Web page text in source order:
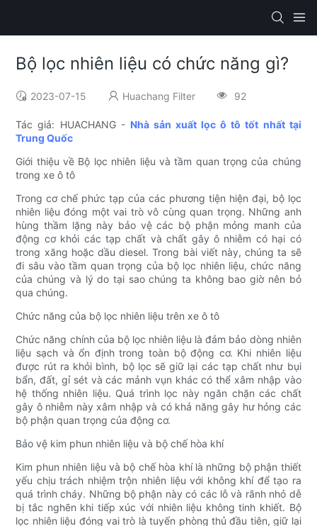
Bộ lọc nhiên liệu có chức năng gì?
2023-07-15 Huachang Filter 92
Tác giả: HUACHANG - Nhà sản xuất lọc ô tô tốt nhất tại
Trung Quốc
Giới thiệu về Bộ lọc nhiên liệu và tầm quan trọng của chúng
trong xe ô tô
Trong cơ chế phức tạp của các phương tiện hiện đại, bộ lọc
nhiên liệu đóng một vai trò vô cùng quan trọng. Những anh
hùng thầm lặng này bảo vệ các bộ phận mỏng manh của
động cơ khỏi các tạp chất và chất gây ô nhiễm có hại có
trong xăng hoặc dầu diesel. Trong bài viết này, chúng ta sẽ
đi sâu vào tầm quan trọng của bộ lọc nhiên liệu, chức năng
của chúng và lý do tại sao chúng ta không bao giờ nên bỏ
qua chúng.
Chức năng của bộ lọc nhiên liệu trên xe ô tô
Chức năng chính của bộ lọc nhiên liệu là đảm bảo dòng nhiên
liệu sạch và ổn định trong toàn bộ động cơ. Khi nhiên liệu
được rút ra khỏi bình, bộ lọc sẽ giữ lại các tạp chất như bụi
bẩn, đất, gỉ sét và các mảnh vụn khác có thể xâm nhập vào
hệ thống nhiên liệu. Quá trình lọc này ngăn chặn các chất
gây ô nhiễm này xâm nhập và có khả năng gây hư hỏng các
bộ phận quan trọng của động cơ.
Bảo vệ kim phun nhiên liệu và bộ chế hòa khí
Kim phun nhiên liệu và bộ chế hòa khí là những bộ phận thiết
yếu chịu trách nhiệm trộn nhiên liệu với không khí để tạo ra
quá trình cháy. Những bộ phận này có các lỗ và rãnh nhỏ dễ
bị tắc nghẽn khi tiếp xúc với nhiên liệu không tinh khiết. Bộ
lọc nhiên liệu đóng vai trò là tuyến phòng thủ đầu tiên, giữ lại